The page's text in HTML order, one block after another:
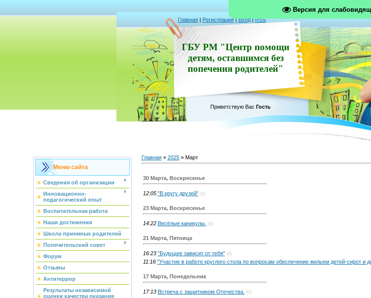
Версия для
Главная | Регистрация|Вход|RSS
ГБУ РМ "Центр помощи
детям, оставшимся без
попечения родителей"
Приветствую Вас Гость
Меню сайта
Сведения об организации
Инновационно-
педагогический опыт
Воспитательная работа
Наши достижения
Школа приемных родителей
Попечительский совет
Форум
Отзывы
Антитеррор
Результаты независимой
оценки качества оказания
Главная» 2025 » Март
30 Марта, Воскресенье
12:05 "В кругу друзей" (0)
23 Марта, Воскресенье
14:22 Весёлые каникулы. (0)
21 Марта, Пятница
16:23 "Будущее зависит от тебя" (0)
11:16 "Участие в работе круглого стола по вопросам обеспечение жильем детей-сирот и
17 Марта, Понедельник
17:13 Встреча с защитником Отечества. (0)